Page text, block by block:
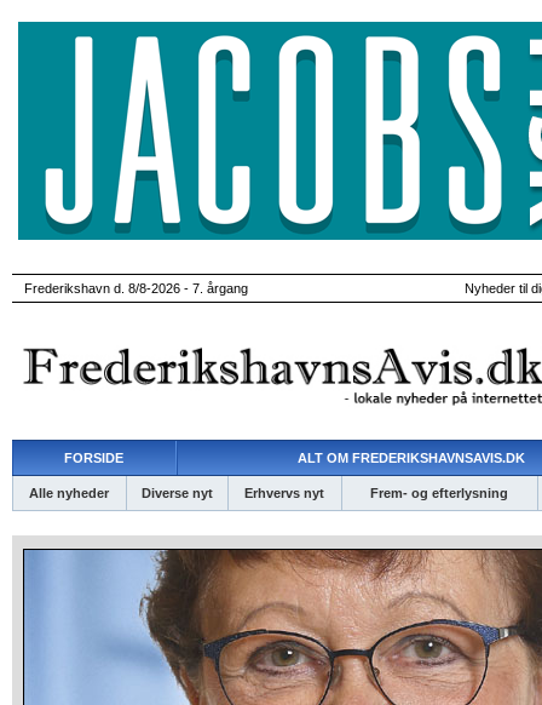
Frederikshavn d. 8/8-2026 - 7. årgang Nyheder til
FORSIDE ALT OM FREDERIKSHAVNSAVIS.DK
Alle nyheder Diverse nyt Erhvervs nyt Frem- og efterlysning